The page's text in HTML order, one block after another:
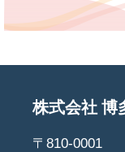
株式会社 博
〒810-0001